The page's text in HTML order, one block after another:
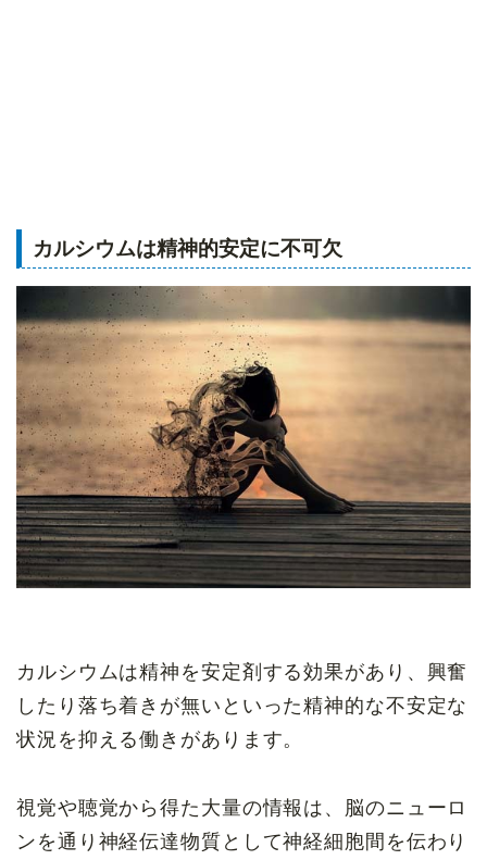
カルシウムは精神的安定に不可欠
カルシウムは精神を安定剤する効果があり、興奮
したり落ち着きが無いといった精神的な不安定な
状況を抑える働きがあります。
視覚や聴覚から得た大量の情報は、脳のニューロ
ンを通り神経伝達物質として神経細胞間を伝わり